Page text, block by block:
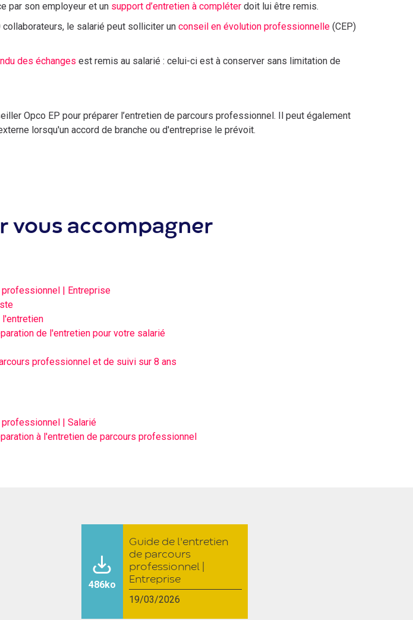
par son employeur et un support d’entretien à compléter doit lui être remis.
le salarié peut solliciter un conseil en évolution professionnelle (CEP)
des échanges est remis au salarié : celui-ci est à conserver sans limitation de
Opco EP pour préparer l’entretien de parcours professionnel. Il peut également
lorsqu'un accord de branche ou d'entreprise le prévoit.
vous accompagner
professionnel | Entreprise
l'entretien
de l'entretien pour votre salarié
professionnel et de suivi sur 8 ans
professionnel | Salarié
à l'entretien de parcours professionnel
486ko
Guide de l'entretien
de parcours
professionnel |
Entreprise
19/03/2026